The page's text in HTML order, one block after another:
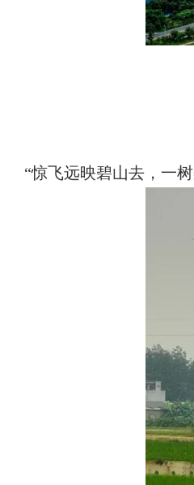
“惊飞远映碧山去，一树